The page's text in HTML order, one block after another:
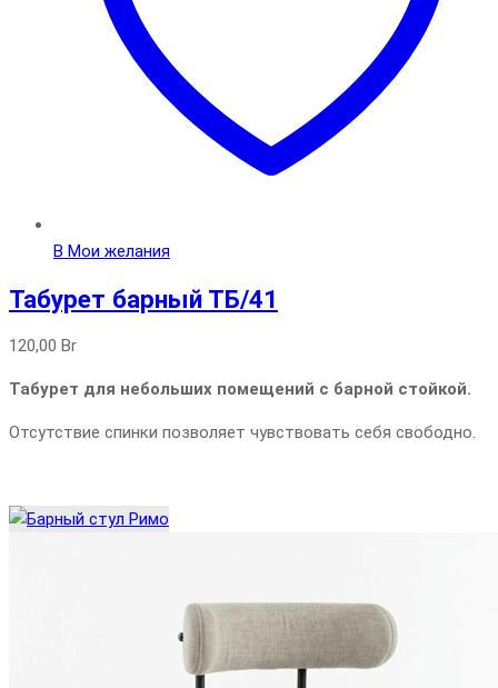
В Мои желания
Табурет барный ТБ/41
120,00 Br
Табурет для небольших помещений с барной стойкой.
Отсутствие спинки позволяет чувствовать себя свободно.